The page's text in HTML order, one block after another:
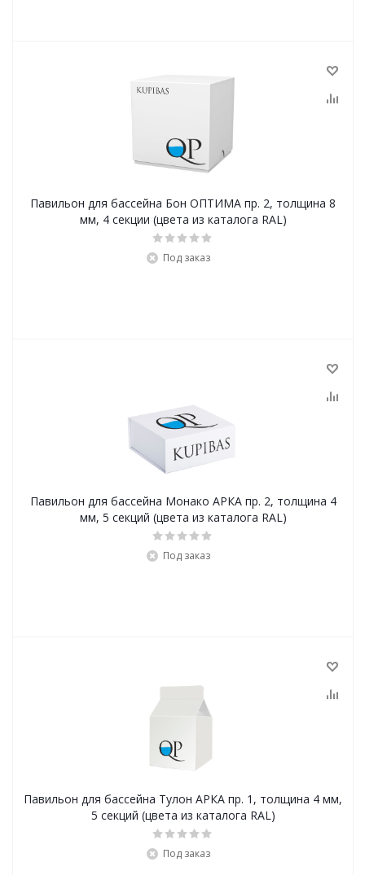
Павильон для бассейна Бон ОПТИМА пр. 2, толщина 8
мм, 4 секции (цвета из каталога RAL)
Под заказ
Павильон для бассейна Монако АРКА пр. 2, толщина 4
мм, 5 секций (цвета из каталога RAL)
Под заказ
Павильон для бассейна Тулон АРКА пр. 1, толщина 4 мм,
5 секций (цвета из каталога RAL)
Под заказ